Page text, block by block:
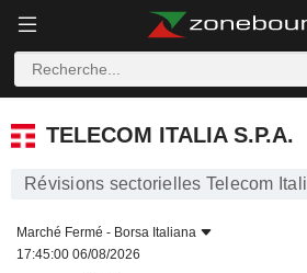
TELECOM ITALIA S.P.A.
TELECOM ITALIA S.P.A.
Révisions sectorielles Telecom
Marché Fermé - Borsa Italiana
17:45:00 06/08/2026